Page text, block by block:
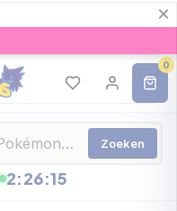
×
0
Zoeken
2:26:13